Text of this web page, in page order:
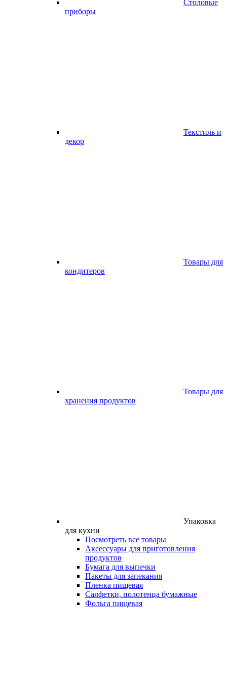
Столовые
приборы
Текстиль и
декор
Товары для
кондитеров
Товары для
хранения продуктов
Упаковка
для кухни
Посмотреть все товары
Аксессуары для приготовления
продуктов
Бумага для выпечки
Пакеты для запекания
Пленка пищевая
Салфетки, полотенца бумажные
Фольга пищевая